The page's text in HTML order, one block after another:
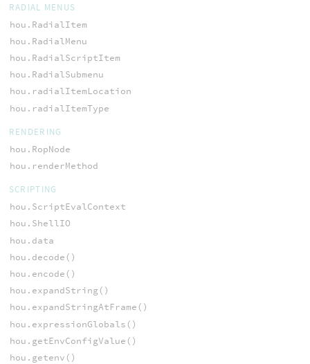
RADIAL MENUS
hou.RadialItem
hou.RadialMenu
hou.RadialScriptItem
hou.RadialSubmenu
hou.radialItemLocation
hou.radialItemType
RENDERING
hou.RopNode
hou.renderMethod
SCRIPTING
hou.ScriptEvalContext
hou.ShellIO
hou.data
hou.decode()
hou.encode()
hou.expandString()
hou.expandStringAtFrame()
hou.expressionGlobals()
hou.getEnvConfigValue()
hou.getenv()